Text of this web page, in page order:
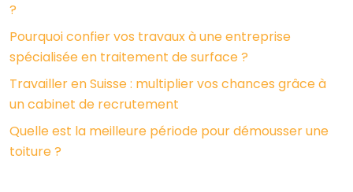
?
Pourquoi confier vos travaux à une entreprise
spécialisée en traitement de surface ?
Travailler en Suisse : multiplier vos chances grâce à
un cabinet de recrutement
Quelle est la meilleure période pour démousser une
toiture ?